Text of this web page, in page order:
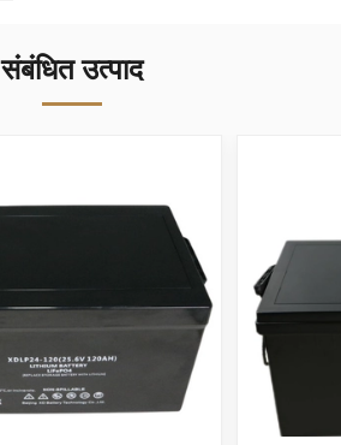
संबंधित उत्पाद